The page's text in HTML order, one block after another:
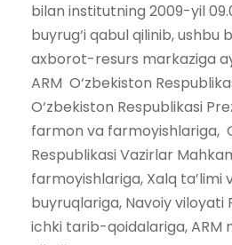
bilan institutning 2009-yil
buyrug‘i qabul qilinib, ushbu
axborot-resurs markaziga
ARM O‘zbekiston
O‘zbekiston Respublikasi
farmon va farmoyishlariga,
Respublikasi Vazirlar
farmoyishlariga, Xalq ta’limi
buyruqlariga, Navoiy viloyati
ichki tarib-qoidalariga, ARM